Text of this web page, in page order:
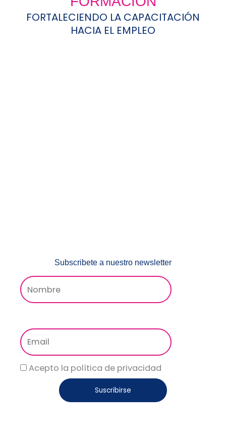
FORTALECIENDO LA CAPACITACIÓN
HACIA EL EMPLEO
Subscribete a nuestro newsletter
Acepto la política de privacidad